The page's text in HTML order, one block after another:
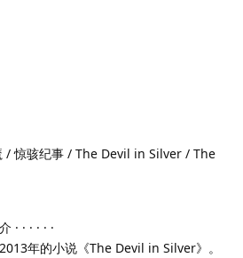
/ 惊骇纪事 / The Devil in Silver / The
· · · · ·
年的小说《The Devil in Silver》。